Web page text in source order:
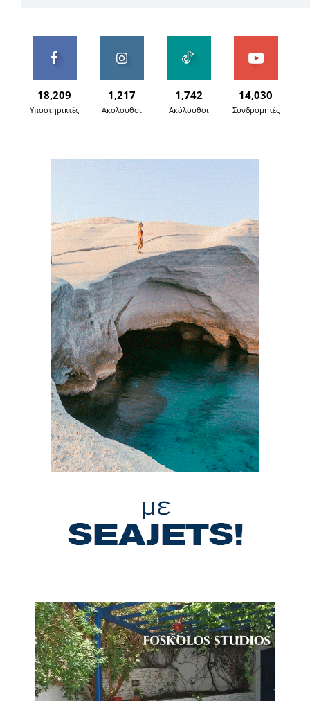
18,209
Υποστηρικτές
1,217
Ακόλουθοι
1,742
Ακόλουθοι
14,030
Συνδρομητές